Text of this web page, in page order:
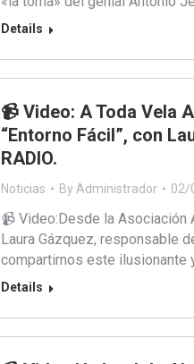
Details
📹 Video: A Toda Vela
“Entorno Fácil”, con
RADIO.
Noticias By Administrador 02/
📹 Video:Desde la Asociación
Laura Gázquez, responsable
compartirnos este ilusionante
Details